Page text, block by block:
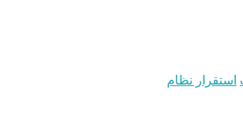
استقرار نظام